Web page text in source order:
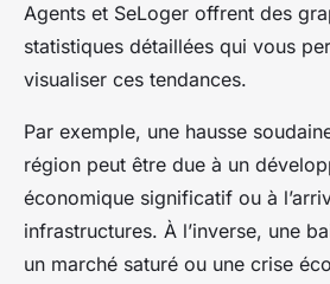
Agents et SeLoger offrent des
statistiques détaillées qui vous
visualiser ces tendances.
Par exemple, une hausse
région peut être due à un
économique significatif ou à
infrastructures. À l’inverse, une
un marché saturé ou une crise